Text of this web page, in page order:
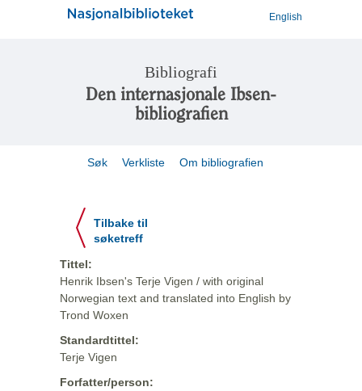
English
Bibliografi
Den internasjonale Ibsen-
bibliografien
Søk Verkliste Om bibliografien
Tilbake til
søketreff
Tittel:
Henrik Ibsen's Terje Vigen / with original
Norwegian text and translated into English by
Trond Woxen
Standardtittel:
Terje Vigen
Forfatter/person: